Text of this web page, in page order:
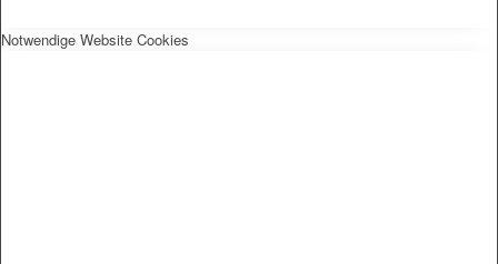
Notwendige Website Cookies